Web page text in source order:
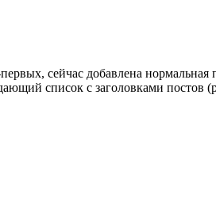
сейчас добавлена
список с заголовками